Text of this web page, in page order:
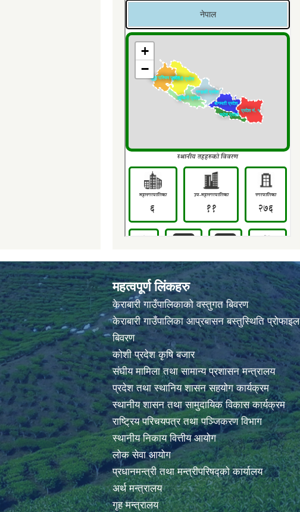
महत्वपूर्ण लिंकहरु
केराबारी गाउँपालिकाको वस्तुगत बिवरण
केराबारी गाउँपालिका आप्रबासन बस्तुस्थिति प्रोफाइल
बिवरण
कोशी प्रदेश कृषि बजार
संघीय मामिला तथा सामान्य प्रशासन मन्त्रालय
प्रदेश तथा स्थानिय शासन सहयोग कार्यक्रम
स्थानीय शासन तथा सामुदायिक विकास कार्यक्रम
राष्ट्रिय परिचयपत्र तथा पञ्जिकरण विभाग
स्थानीय निकाय वित्तीय आयोग
लोक सेवा आयोग
प्रधानमन्त्री तथा मन्त्रीपरिषद्को कार्यालय
अर्थ मन्त्रालय
गृह मन्त्रालय